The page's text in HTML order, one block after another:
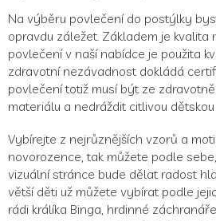
Na výběru povlečení do postýlky
opravdu záležet. Základem je kvalita
povlečení v naší nabídce je použita
zdravotní nezávadnost dokládá
povlečení totiž musí být ze
materiálu a nedráždit citlivou dětskou
Vybírejte z nejrůznějších vzorů a
novorozence, tak můžete podle
vizuální stránce bude dělat radost
větší děti už můžete vybírat podle
rádi králíka Binga, hrdinné